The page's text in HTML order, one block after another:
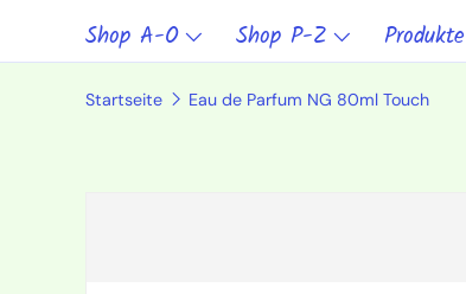
Shop A-O Shop P-Z Produkte
Startseite Eau de Parfum NG 80ml Touch